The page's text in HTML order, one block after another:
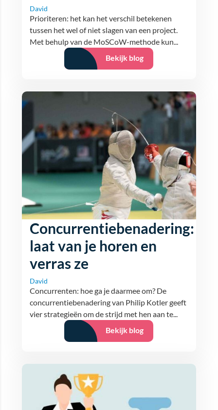
David
Prioriteren: het kan het verschil betekenen
tussen het wel of niet slagen van een project.
Met behulp van de MoSCoW-methode kun...
Bekijk blog
Concurrentiebenadering:
laat van je horen en
verras ze
David
Concurrenten: hoe ga je daarmee om? De
concurrentiebenadering van Philip Kotler geeft
vier strategieën om de strijd met hen aan te...
Bekijk blog